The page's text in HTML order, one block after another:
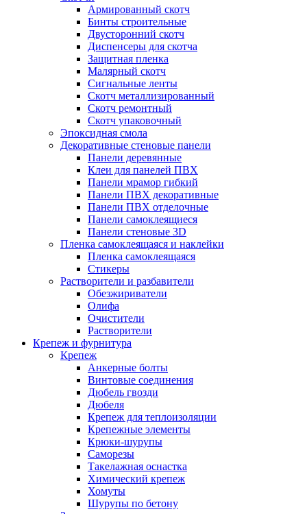
Армированный скотч
Бинты строительные
Двусторонний скотч
Диспенсеры для скотча
Защитная пленка
Малярный скотч
Сигнальные ленты
Скотч металлизированный
Скотч ремонтный
Скотч упаковочный
Эпоксидная смола
Декоративные стеновые панели
Панели деревянные
Клеи для панелей ПВХ
Панели мрамор гибкий
Панели ПВХ декоративные
Панели ПВХ отделочные
Панели самоклеящиеся
Панели стеновые 3D
Пленка самоклеящаяся и наклейки
Пленка самоклеящаяся
Стикеры
Растворители и разбавители
Обезжириватели
Олифа
Очистители
Растворители
Крепеж и фурнитура
Крепеж
Анкерные болты
Винтовые соединения
Дюбель гвозди
Дюбеля
Крепеж для теплоизоляции
Крепежные элементы
Крюки-шурупы
Саморезы
Такелажная оснастка
Химический крепеж
Хомуты
Шурупы по бетону